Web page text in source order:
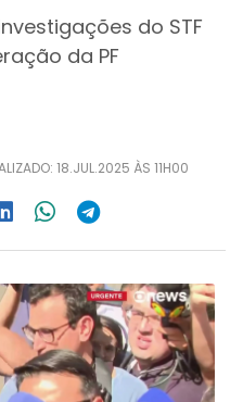
do STF
da PF
18.JUL.2025 ÀS 11H00